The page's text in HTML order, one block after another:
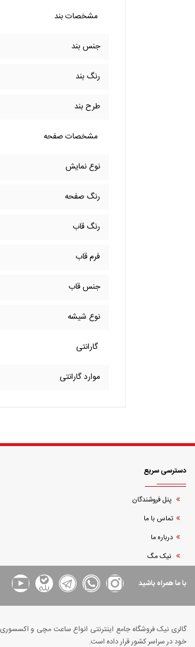
مشخصات بند
جنس بند
رنگ بند
طرح بند
مشخصات صفحه
نوع نمایش
رنگ صفحه
رنگ قاب
فرم قاب
جنس قاب
نوع شیشه
گارانتی
موارد گارانتی
دسترسی سریع
پنل فروشندگان
تماس با ما
درباره ما
نیک مگ
با ما همراه باشید
گالری نیک فروشگاه جامع اینترنتی انواع ساعت مچی و اکسسوری
خود در سراسر کشور قرار داده است.